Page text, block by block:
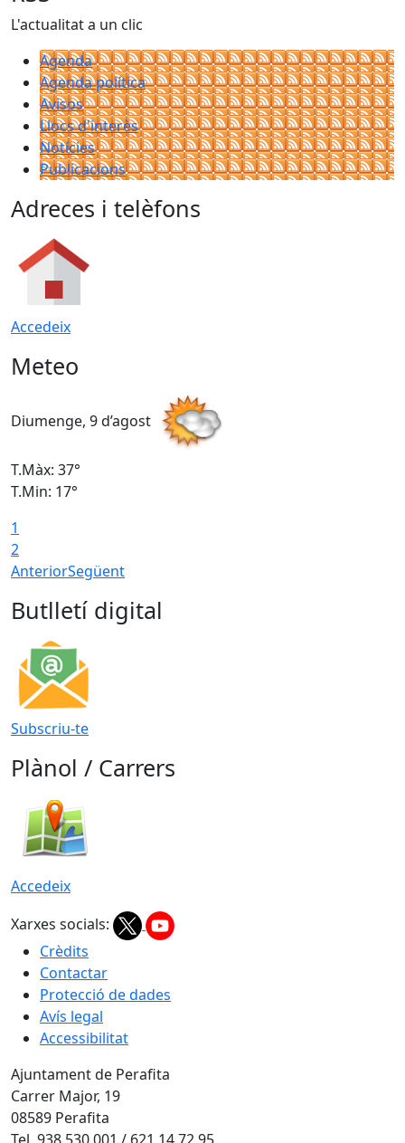
L'actualitat a un clic
Agenda
Agenda política
Avisos
Llocs d'interès
Notícies
Publicacions
Adreces i telèfons
Accedeix
Meteo
Diumenge, 9 d’agost
T.Màx: 37°
T.Min: 17°
1
2
AnteriorSegüent
Butlletí digital
Subscriu-te
Plànol / Carrers
Accedeix
Xarxes socials:
Crèdits
Contactar
Protecció de dades
Avís legal
Accessibilitat
Ajuntament de Perafita
Carrer Major, 19
08589 Perafita